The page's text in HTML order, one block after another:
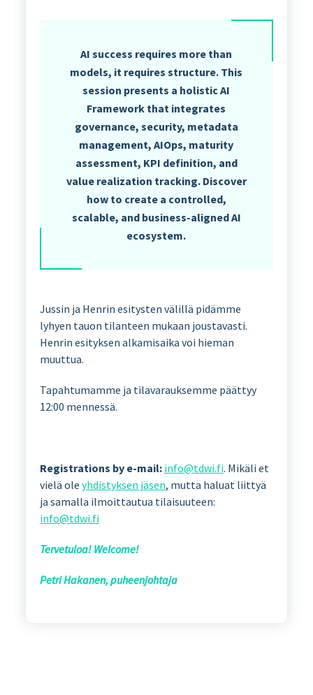
AI success requires more than
models, it requires structure. This
session presents a holistic AI
Framework that integrates
governance, security, metadata
management, AIOps, maturity
assessment, KPI definition, and
value realization tracking. Discover
how to create a controlled,
scalable, and business-aligned AI
ecosystem.
Jussin ja Henrin esitysten välillä pidämme
lyhyen tauon tilanteen mukaan joustavasti.
Henrin esityksen alkamisaika voi hieman
muuttua.
Tapahtumamme ja tilavarauksemme päättyy
12:00 mennessä.
Registrations by e-mail: info@tdwi.fi. Mikäli et
vielä ole yhdistyksen jäsen, mutta haluat liittyä
ja samalla ilmoittautua tilaisuuteen:
info@tdwi.fi
Tervetuloa! Welcome!
Petri Hakanen, puheenjohtaja